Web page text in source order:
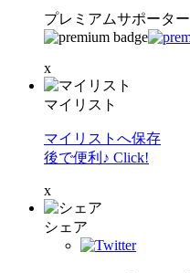
プレミアムサポーター
x
マイリスト
マイリストへ保存
後で便利♪ Click!
x
シェア